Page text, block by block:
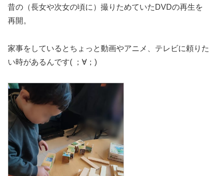
昔の（長女や次女の頃に）撮りためていたDVDの再生を
再開。
家事をしているとちょっと動画やアニメ、テレビに頼りた
い時があるんです( ；∀；)